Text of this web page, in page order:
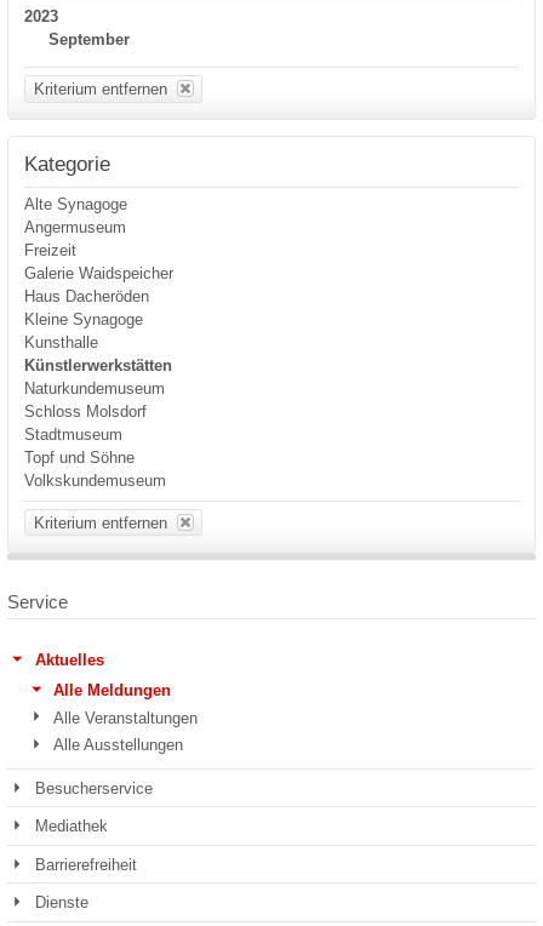
2023
September
Kriterium entfernen
Kategorie
Alte Synagoge
Angermuseum
Freizeit
Galerie Waidspeicher
Haus Dacheröden
Kleine Synagoge
Kunsthalle
Künstlerwerkstätten
Naturkundemuseum
Schloss Molsdorf
Stadtmuseum
Topf und Söhne
Volkskundemuseum
Kriterium entfernen
Service
Aktuelles
Alle Meldungen
Alle Veranstaltungen
Alle Ausstellungen
Besucherservice
Mediathek
Barrierefreiheit
Dienste